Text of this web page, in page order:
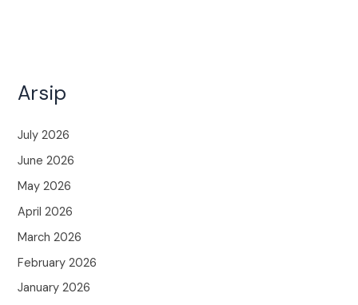
Arsip
July 2026
June 2026
May 2026
April 2026
March 2026
February 2026
January 2026